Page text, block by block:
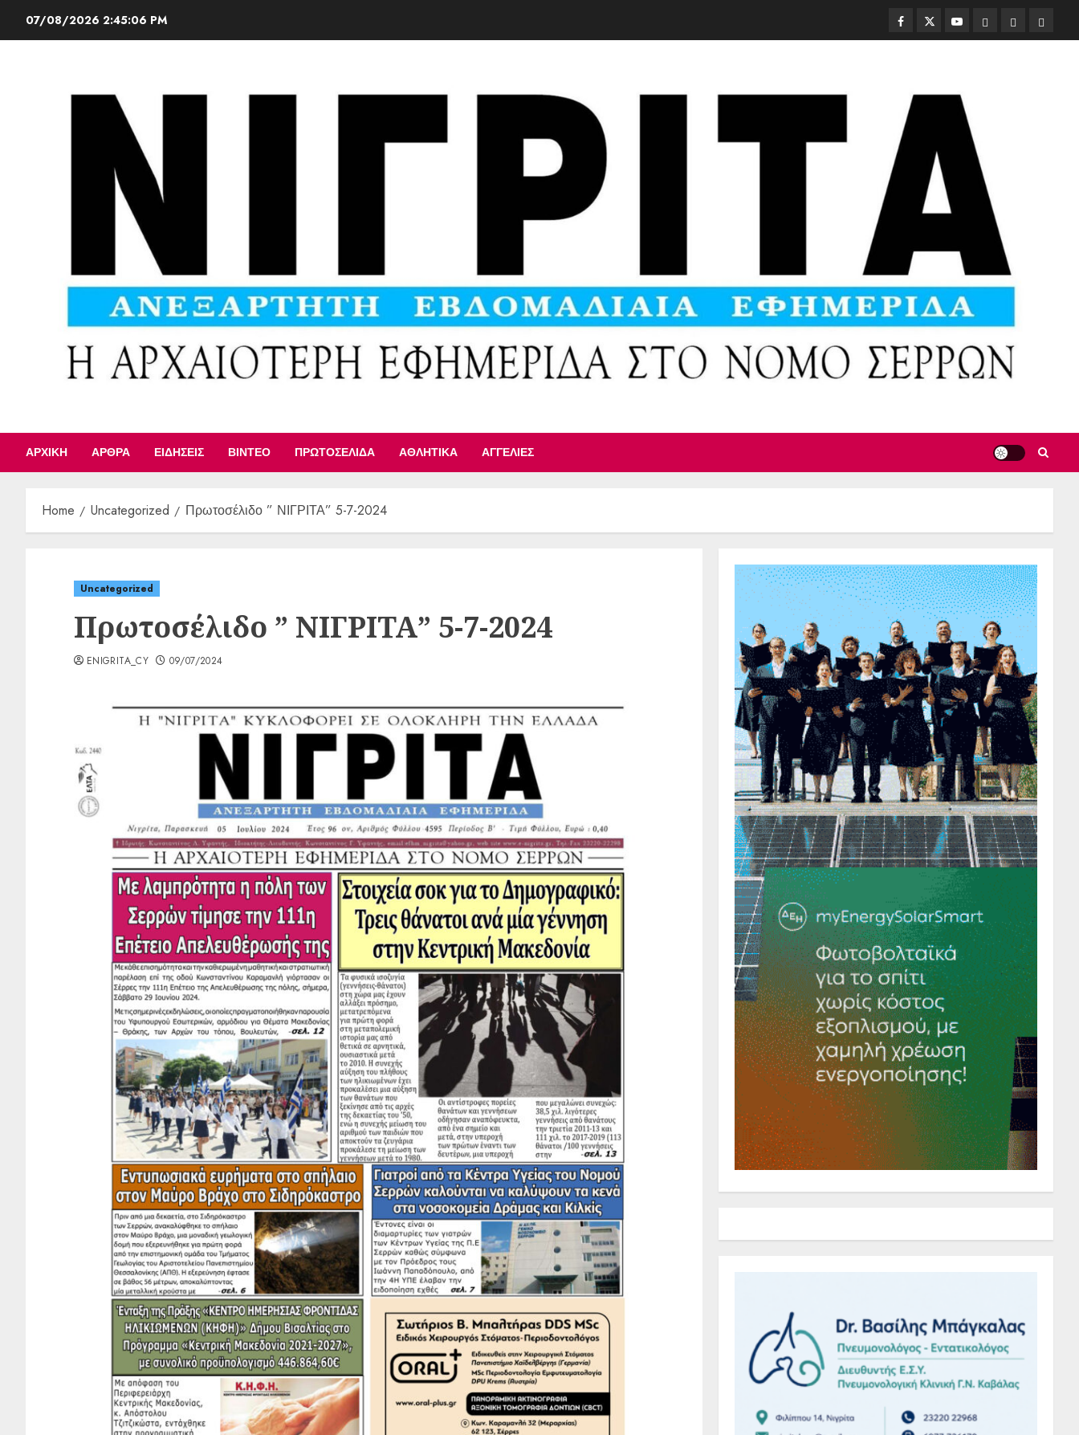
07/08/2026 2:45:08 PM
ΑΡΧΙΚΉ ΆΡΘΡΑ ΕΙΔΉΣΕΙΣ ΒΊΝΤΕΟ ΠΡΩΤΟΣΈΛΙΔΑ ΑΘΛΗΤΙΚΆ ΑΓΓΕΛΊΕΣ
Home Uncategorized Πρωτοσέλιδο ” ΝΙΓΡΙΤΑ” 5-7-2024
Uncategorized
Πρωτοσέλιδο ” ΝΙΓΡΙΤΑ” 5-7-2024
ENIGRITA_CY 09/07/2024